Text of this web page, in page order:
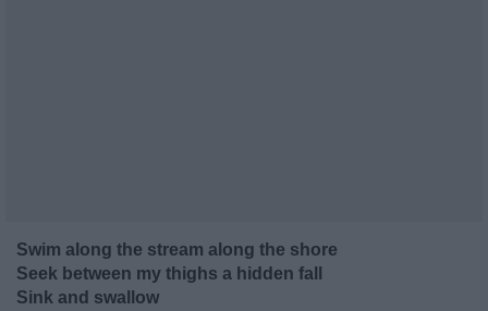
Swim along the stream along the shore
Seek between my thighs a hidden fall
Sink and swallow